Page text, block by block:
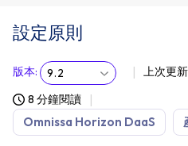
設定原則
版本: 9.2 上次更
8 分鐘閱讀
Omnissa Horizon DaaS